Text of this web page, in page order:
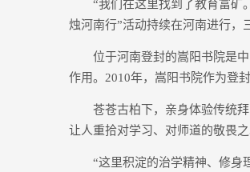
“我们在这里找到了教育富矿。
烛河南行”活动持续在河南进行，
位于河南登封的嵩阳书院是中
作用。2010年，嵩阳书院作为登
苍苍古柏下，亲身体验传统拜
让人重拾对学习、对师道的敬畏之
“这里积淀的治学精神、修身理